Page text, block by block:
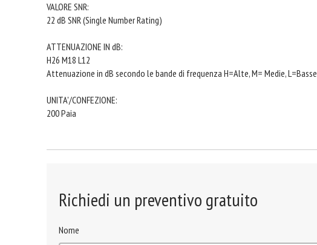
VALORE SNR:
22 dB SNR (Single Number Rating)
ATTENUAZIONE IN dB:
H26 M18 L12
Attenuazione in dB secondo le bande di frequenza H=Alte, M= Medie, L=Basse
UNITA'/CONFEZIONE:
200 Paia
Richiedi un preventivo gratuito
Nome